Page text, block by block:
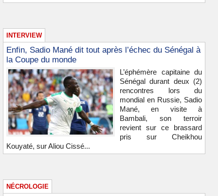
INTERVIEW
Enfin, Sadio Mané dit tout après l’échec du Sénégal à
la Coupe du monde
L’éphémère capitaine du
Sénégal durant deux (2)
rencontres lors du
mondial en Russie, Sadio
Mané, en visite à
Bambali, son terroir
revient sur ce brassard
pris sur Cheikhou
Kouyaté, sur Aliou Cissé...
NÉCROLOGIE